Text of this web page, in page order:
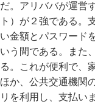
だ。アリババが運営
ト）が２強である。
い金額とパスワード
いう間である。また
る。これが便利で、
ほか、公共交通機関
リを利用し、支払い